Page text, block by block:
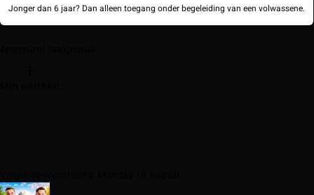
Jonger dan 6 jaar? Dan alleen toegang onder begeleiding van een volwassene.